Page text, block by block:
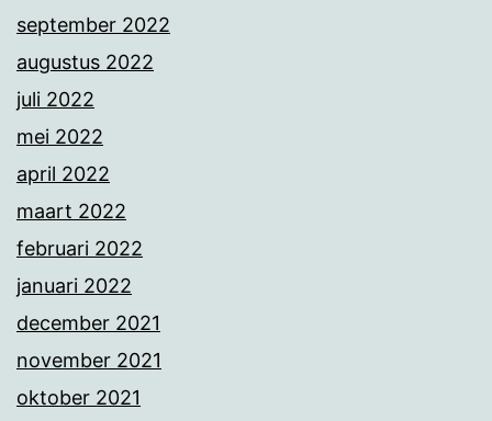
september 2022
augustus 2022
juli 2022
mei 2022
april 2022
maart 2022
februari 2022
januari 2022
december 2021
november 2021
oktober 2021